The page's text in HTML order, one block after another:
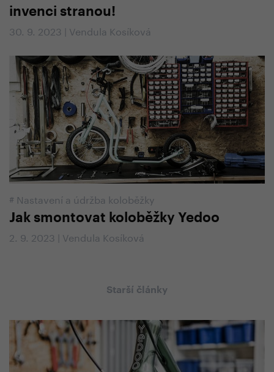
invenci stranou!
30. 9. 2023 | Vendula Kosíková
# Nastavení a údržba koloběžky
Jak smontovat koloběžky Yedoo
2. 9. 2023 | Vendula Kosíková
Starší články